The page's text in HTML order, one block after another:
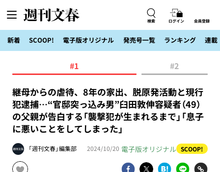
検索 ログイン 会員登録
新着 SCOOP! 電子版オリジナル 発売号一覧 ランキング 連載
#1 #2
継母からの虐待、8年の家出、脱原発活動と現行
犯逮捕…“官邸突っ込み男”臼田敦伸容疑者（49）
の父親が告白する「襲撃犯が生まれるまで」「息子
に悪いことをしてしまった」
「週刊文春」編集部 2024/10/20 電子版オリジナル SCOOP!